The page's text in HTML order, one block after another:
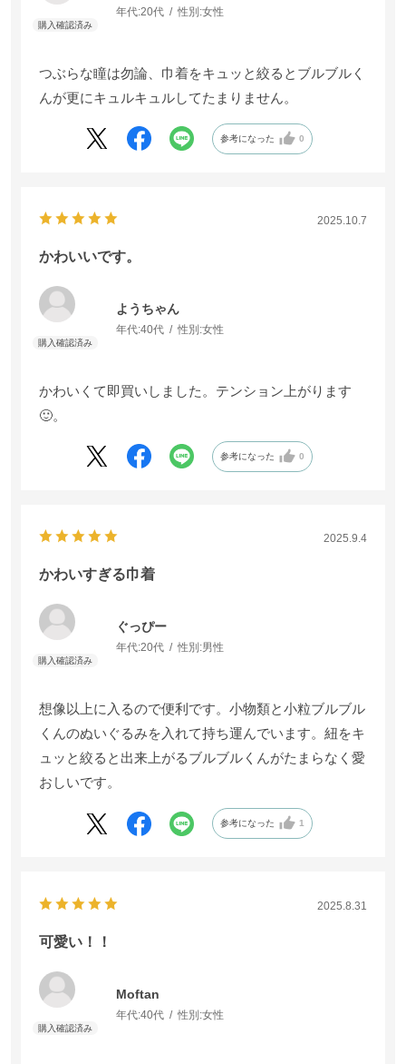
年代:20代 性別:女性
つぶらな瞳は勿論、巾着をキュッと絞るとブルブルく
んが更にキュルキュルしてたまりません。
参考になった 0
2025.10.7
かわいいです。
ようちゃん
年代:40代 性別:女性
かわいくて即買いしました。テンション上がります
🙂。
参考になった 0
2025.9.4
かわいすぎる巾着
ぐっぴー
年代:20代 性別:男性
想像以上に入るので便利です。小物類と小粒ブルブル
くんのぬいぐるみを入れて持ち運んでいます。紐をキ
ュッと絞ると出来上がるブルブルくんがたまらなく愛
おしいです。
参考になった 1
2025.8.31
可愛い！！
Moftan
年代:40代 性別:女性